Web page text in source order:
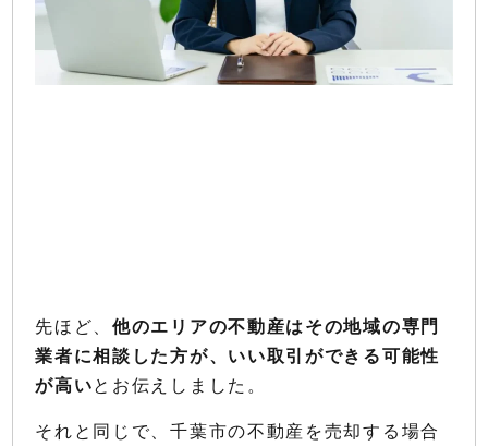
先ほど、他のエリアの不動産はその地域の専門
業者に相談した方が、いい取引ができる可能性
が高いとお伝えしました。
それと同じで、千葉市の不動産を売却する場合